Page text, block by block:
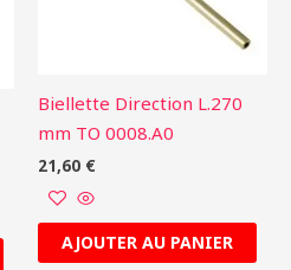
Biellette Direction L.270
mm TO 0008.A0
21,60 €
AJOUTER AU PANIER